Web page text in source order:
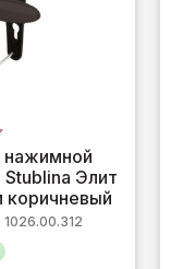
Stublina Элит
1026.00.312